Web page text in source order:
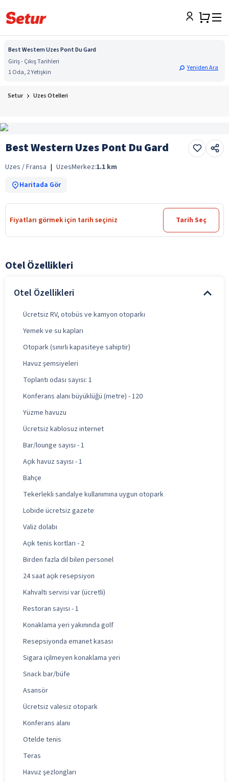
Best Western Uzes Pont Du Gard
Giriş - Çıkış Tarihleri
1 Oda, 2 Yetişkin
Yeniden Ara
Setur Uzes Otelleri
Best Western Uzes Pont Du Gard
Uzes / Fransa | UzesMerkez:1.1 km
Haritada Gör
Fiyatları görmek için tarih seçiniz Tarih Seç
Otel Özellikleri
Otel Özellikleri
Ücretsiz RV, otobüs ve kamyon otoparkı
Yemek ve su kapları
Otopark (sınırlı kapasiteye sahiptir)
Havuz şemsiyeleri
Toplantı odası sayısı: 1
Konferans alanı büyüklüğü (metre) - 120
Yüzme havuzu
Ücretsiz kablosuz internet
Bar/lounge sayısı - 1
Açık havuz sayısı - 1
Bahçe
Tekerlekli sandalye kullanımına uygun otopark
Lobide ücretsiz gazete
Valiz dolabı
Açık tenis kortları - 2
Birden fazla dil bilen personel
24 saat açık resepsiyon
Kahvaltı servisi var (ücretli)
Restoran sayısı - 1
Konaklama yeri yakınında golf
Resepsiyonda emanet kasası
Sigara içilmeyen konaklama yeri
Snack bar/büfe
Asansör
Ücretsiz valesiz otopark
Konferans alanı
Otelde tenis
Teras
Havuz şezlongları